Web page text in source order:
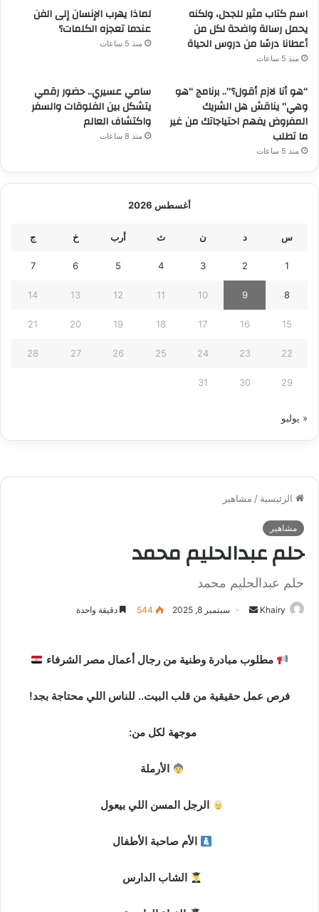
​اسم كتاب مثير للجدل، ولكنه
يحمل رسالة واضحة لكل من
أعطانا درسًا من دروس الحياة
منذ 5 ساعات
لماذا يهرب الإنسان إلى الفن
عندما تعجزه الكلمات؟
منذ 5 ساعات
“هو أنا لازم أقول؟”.. برنامج “هو
وهي” يناقش هل الشريك
المفروض يفهم احتياجاتك من غير
ما تطلب
منذ 5 ساعات
سامي عسيري.. حضور رقمي
يتشكل بين الفلوقات والسفر
واكتشاف العالم
منذ 8 ساعات
أغسطس 2026
س د ن ث أرب خ ج
1
2
3
4
5
6
7
8
9
10
11
12
13
14
15
16
17
18
19
20
21
22
23
24
25
26
27
28
29
30
31
« يوليو